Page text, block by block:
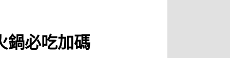
鍋必吃加碼